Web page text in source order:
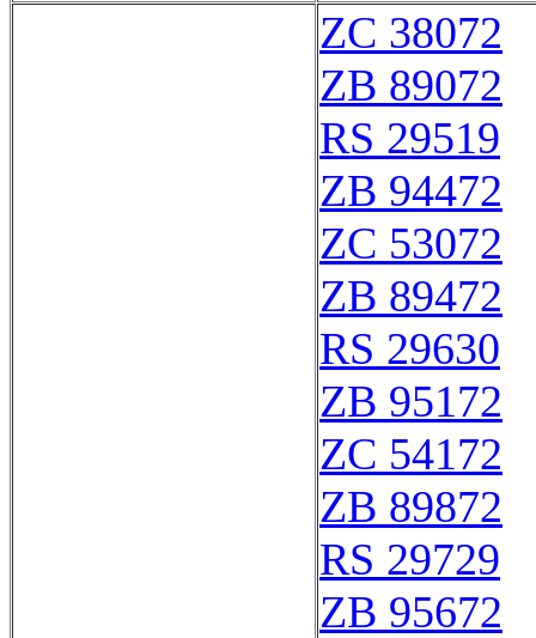
ZC 38072
ZB 89072
RS 29519
ZB 94472
ZC 53072
ZB 89472
RS 29630
ZB 95172
ZC 54172
ZB 89872
RS 29729
ZB 95672